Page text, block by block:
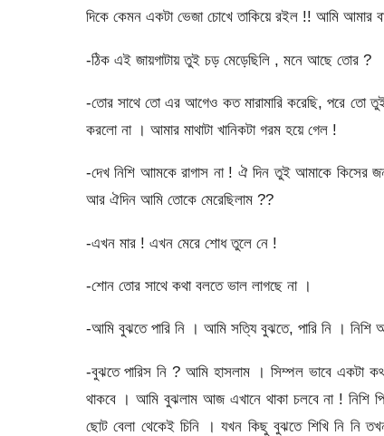
দিকে কেমন একটা ভেজা চোখে তাকিয়ে রইল !! আমি আমার
-ঠিক এই জায়গাটায় তুই চড় মেড়েছিলি , মনে আছে তোর ?
-তোর সাথে তো এর আগেও কত মারামারি করেছি, পরে
করলো না । আমার মাথাটা খানিকটা গরম হয়ে গেল !
-দেখ নিশি আামকে রাগাস না ! ঐ দিন তুই আমাকে কিসের
আর ঐদিন আমি তোকে মেরেছিলাম ??
-এখন মার ! এখন মেরে শোধ তুলে নে !
-শোন তোর সাথে কথা বলতে ভাল লাগছে না ।
-আমি বুঝতে পারি নি । আমি সত্যি বুঝতে, পারি নি । নিশি
-বুঝতে পারিস নি ? আমি হাসলাম । সিম্পল ভাবে একটা
থাকবে । আমি বুঝলাম আজ এখানে থাকা চলবে না ! নিশি
ছোট বেলা থেকেই চিনি । যখন কিছু বুঝতে শিখি নি নি